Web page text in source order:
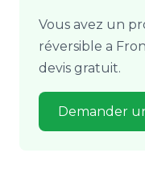
Vous avez un
réversible a
devis gratuit.
Demander